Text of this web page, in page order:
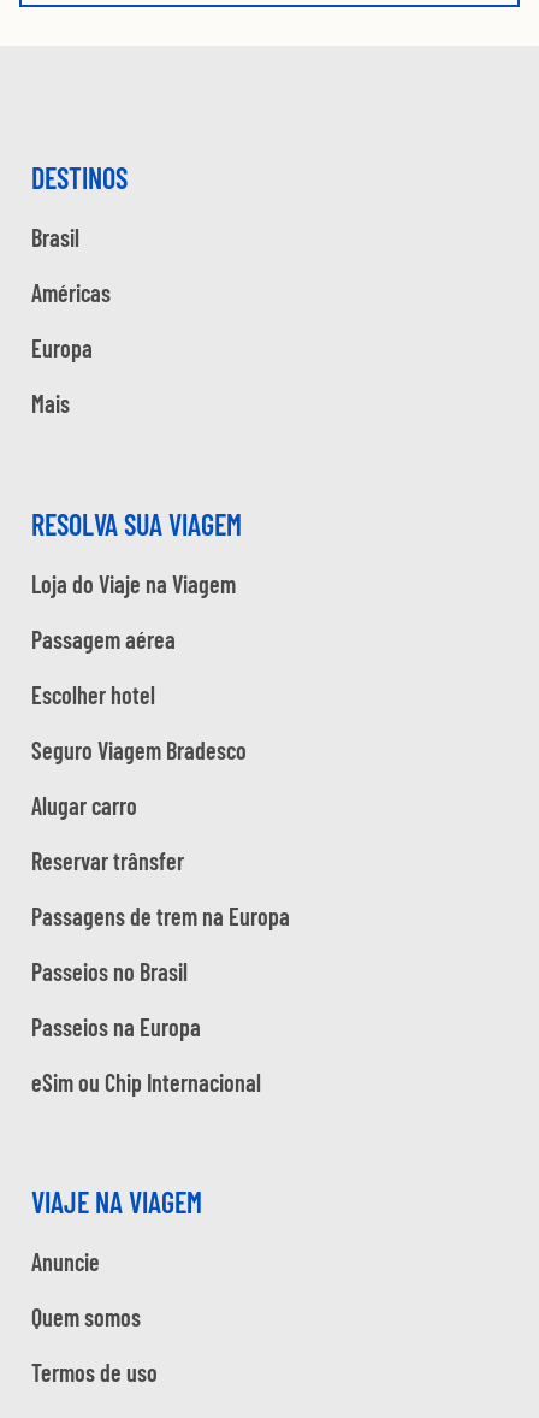
DESTINOS
Brasil
Américas
Europa
Mais
RESOLVA SUA VIAGEM
Loja do Viaje na Viagem
Passagem aérea
Escolher hotel
Seguro Viagem Bradesco
Alugar carro
Reservar trânsfer
Passagens de trem na Europa
Passeios no Brasil
Passeios na Europa
eSim ou Chip Internacional
VIAJE NA VIAGEM
Anuncie
Quem somos
Termos de uso